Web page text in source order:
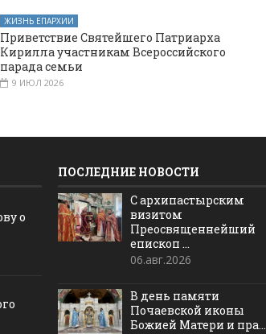
ЖИЗНЬ ЕПАРХИИ
Приветствие Святейшего Патриарха
Кирилла участникам Всероссийского
парада семьи
9 ИЮЛ 2026
о
ПОСЛЕДНИЕ НОВОСТИ
С архипастырским
визитом
Преосвященнейший
епископ ...
06.авг.2026
В день памяти
Почаевской иконы
Божией Матери и пра...